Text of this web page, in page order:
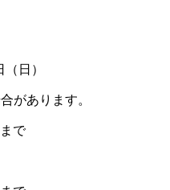
日）
があります。
で